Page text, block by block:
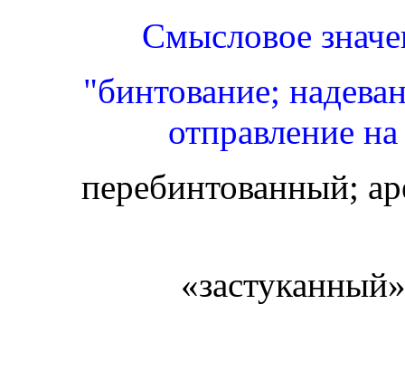
Смысловое
"бинтование;
отправление
перебинтованный;